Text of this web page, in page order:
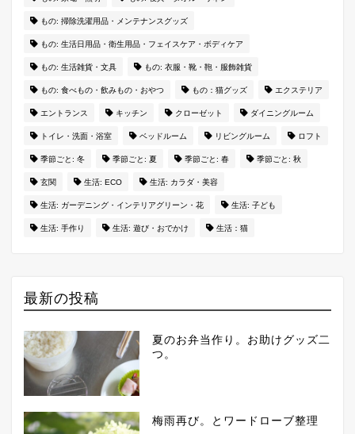
もの: 掃除洗濯用品・メンテナンスグッズ
もの: 生活日用品・衛生用品・フェイスケア・ボディケア
もの: 生活雑貨・文具 もの: 衣服・靴・鞄・服飾雑貨
もの: 食べもの・飲みもの・おやつ もの：猫グッズ エクステリア
エントランス キッチン クローゼット ダイニングルーム
トイレ・洗面・浴室 ベッドルーム リビングルーム ロフト
季節ごと: 冬 季節ごと: 夏 季節ごと: 春 季節ごと: 秋
玄関 生活: ECO 生活: カラダ・美容
生活: ガーデニング・インテリアグリーン・花 生活: 子ども
生活: 手作り 生活: 遊び・おでかけ 生活：猫
最新の投稿
夏のお弁当作り。お助けグッズ二
つ。
梅雨再び。とワードローブ整理